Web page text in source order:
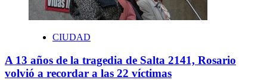
CIUDAD
A 13 años de la tragedia de Salta 2141, Rosario
volvió a recordar a las 22 víctimas